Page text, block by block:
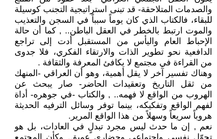
والصدمات المتلاحقة- قد تبنى استراتيجية التجنب كوسيلة
للبقاء، فالكتاب الذي كان يوماً سبباً في السجن والتعذيب
والموت ارتبط بالخطر في العقل الباطن.. , كما أن حالة
الإحباط العام واليأس من المستقبل أدت إلى تراجع
الدافعية نحو تطوير الذات والارتقاء الفكري، فلا جدوى
من القراءة في مجتمع لا يكافئ المعرفة والثقافة .
وهناك تفسير آخر لا يقل أهمية، وهو أن العراقي -المنهك
من ثقل التاريخ وتعقيدات الحاضر- صار يبحث عن
الهروب من الواقع لا فهمه.. , والكتاب -في جوهره- أداة
لفهم الواقع وتفكيكه، بينما توفر وسائل الترفيه الحديثة
هروباً سريعاً وسهلاً من هذا الواقع المرير.
نعم , إن ما حدث ليس مجرد تبدلٍ في العادات، بل هو